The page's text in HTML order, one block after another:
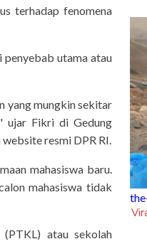
terhadap fenomena
utama atau
yang mungkin sekitar
ujar Fikri di Gedung
resmi DPR RI.
mahasiswa baru.
mahasiswa tidak
atau sekolah
Viral, Ibu Asal
di Makkah